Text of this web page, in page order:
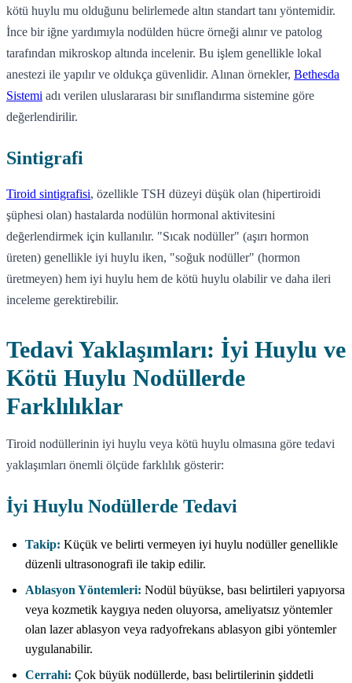
kötü huylu mu olduğunu belirlemede altın standart tanı yöntemidir.
İnce bir iğne yardımıyla nodülden hücre örneği alınır ve patolog
tarafından mikroskop altında incelenir. Bu işlem genellikle lokal
anestezi ile yapılır ve oldukça güvenlidir. Alınan örnekler, Bethesda
Sistemi adı verilen uluslararası bir sınıflandırma sistemine göre
değerlendirilir.
Sintigrafi
Tiroid sintigrafisi, özellikle TSH düzeyi düşük olan (hipertiroidi
şüphesi olan) hastalarda nodülün hormonal aktivitesini
değerlendirmek için kullanılır. "Sıcak nodüller" (aşırı hormon
üreten) genellikle iyi huylu iken, "soğuk nodüller" (hormon
üretmeyen) hem iyi huylu hem de kötü huylu olabilir ve daha ileri
inceleme gerektirebilir.
Tedavi Yaklaşımları: İyi Huylu ve
Kötü Huylu Nodüllerde
Farklılıklar
Tiroid nodüllerinin iyi huylu veya kötü huylu olmasına göre tedavi
yaklaşımları önemli ölçüde farklılık gösterir:
İyi Huylu Nodüllerde Tedavi
Takip: Küçük ve belirti vermeyen iyi huylu nodüller genellikle
düzenli ultrasonografi ile takip edilir.
Ablasyon Yöntemleri: Nodül büyükse, bası belirtileri yapıyorsa
veya kozmetik kaygıya neden oluyorsa, ameliyatsız yöntemler
olan lazer ablasyon veya radyofrekans ablasyon gibi yöntemler
uygulanabilir.
Cerrahi: Çok büyük nodüllerde, bası belirtilerinin şiddetli